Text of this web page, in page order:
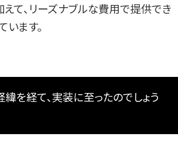
えて、リーズナブルな費用で提供でき
います。
緯を経て、実装に至ったのでしょう